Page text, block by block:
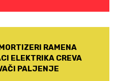
RAMENA
ELEKTRIKA CREVA
PALJENJE